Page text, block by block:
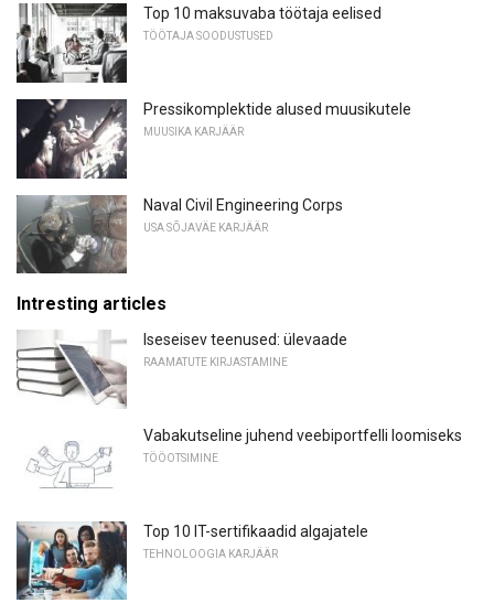
Top 10 maksuvaba töötaja eelised
TÖÖTAJA SOODUSTUSED
Pressikomplektide alused muusikutele
MUUSIKA KARJÄÄR
Naval Civil Engineering Corps
USA SÕJAVÄE KARJÄÄR
Intresting articles
Iseseisev teenused: ülevaade
RAAMATUTE KIRJASTAMINE
Vabakutseline juhend veebiportfelli loomiseks
TÖÖOTSIMINE
Top 10 IT-sertifikaadid algajatele
TEHNOLOOGIA KARJÄÄR